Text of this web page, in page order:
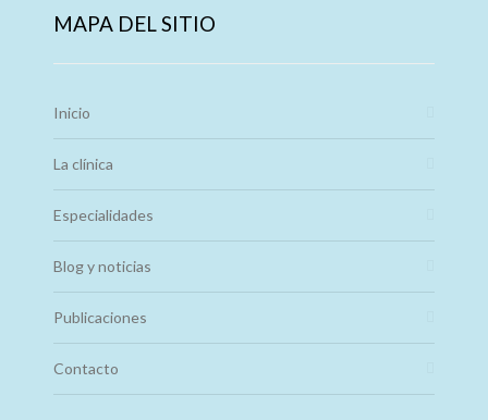
MAPA DEL SITIO
Inicio
La clínica
Especialidades
Blog y noticias
Publicaciones
Contacto